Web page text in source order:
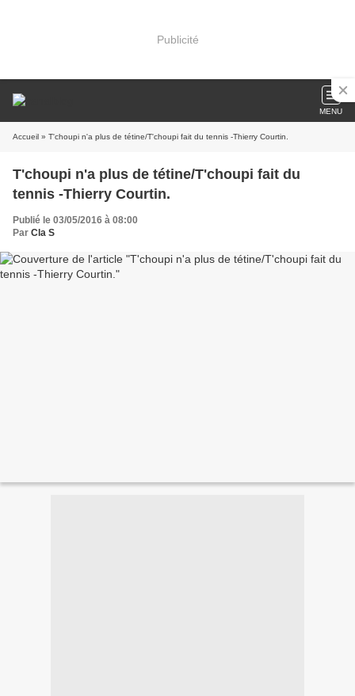
Publicité
MENU
Accueil » T'choupi n'a plus de tétine/T'choupi fait du tennis -Thierry Courtin.
T'choupi n'a plus de tétine/T'choupi fait du
tennis -Thierry Courtin.
Publié le 03/05/2016 à 08:00
Par Cla S